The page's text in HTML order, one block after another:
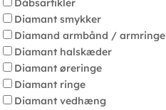
Dåbsartikler
Diamant smykker
Diamand armbånd / armringe
Diamant halskæder
Diamant øreringe
Diamant ringe
Diamant vedhæng